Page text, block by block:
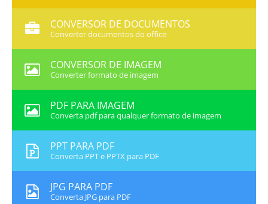
CONVERSOR DE DOCUMENTOS
Converter documentos do office
CONVERSOR DE IMAGEM
Converter formato de imagem
PDF PARA IMAGEM
Converta pdf para qualquer formato de imagem
PPT PARA PDF
Converta PPT e PPTX para PDF
JPG PARA PDF
Converta JPG para PDF